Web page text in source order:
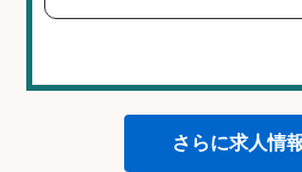
さらに求人情